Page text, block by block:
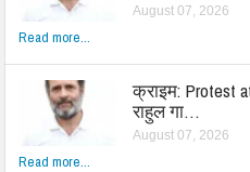
August 07, 2026
Read more...
क्राइम: Protest
राहुल गा…
August 07, 2026
Read more...